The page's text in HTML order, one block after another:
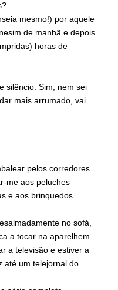
mesmo!) por aquele
de manhã e depois
horas de
silêncio. Sim, nem sei
mais arrumado, vai
pelos corredores
me aos peluches
e aos brinquedos
no sofá,
a tocar na aparelhem.
a televisão e estiver a
até um telejornal do